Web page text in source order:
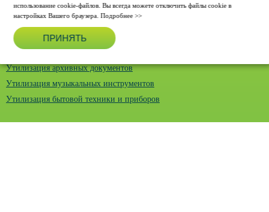
Утилизация медицинского оборудования
Утилизация и транспортирование отходов
Утилизация судов и водного транспорта
Утилизация архивных документов
Утилизация музыкальных инструментов
Утилизация бытовой техники и приборов
использование cookie-файлов. Вы всегда можете отключить файлы cookie в
настройках Вашего браузера.Подробнее >>
ПРИНЯТЬ